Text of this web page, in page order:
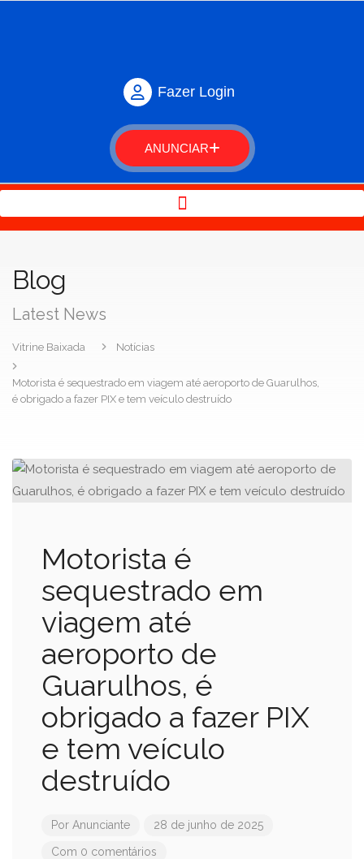
Fazer Login
ANUNCIAR
Blog
Latest News
Vitrine Baixada Notícias
Motorista é sequestrado em viagem até aeroporto de Guarulhos,
é obrigado a fazer PIX e tem veículo destruído
Motorista é
sequestrado em
viagem até
aeroporto de
Guarulhos, é
obrigado a fazer PIX
e tem veículo
destruído
Por Anunciante 28 de junho de 2025
Com 0 comentários